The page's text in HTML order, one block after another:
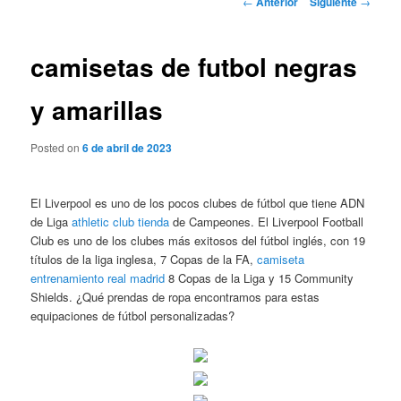
camisetas de futbol negras
y amarillas
Posted on6 de abril de 2023
El Liverpool es uno de los pocos clubes de fútbol que tiene ADN
de Ligaathletic club tienda de Campeones. El Liverpool Football
Club es uno de los clubes más exitosos del fútbol inglés, con 19
títulos de la liga inglesa, 7 Copas de la FA,camiseta
entrenamiento real madrid 8 Copas de la Liga y 15 Community
Shields. ¿Qué prendas de ropa encontramos para estas
equipaciones de fútbol personalizadas?